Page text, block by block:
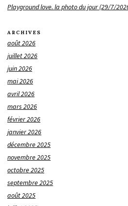
Playground love. la photo du jour (29/7/
ARCHIVES
août 2026
juillet 2026
juin 2026
mai 2026
avril 2026
mars 2026
février 2026
janvier 2026
décembre 2025
novembre 2025
octobre 2025
septembre 2025
août 2025